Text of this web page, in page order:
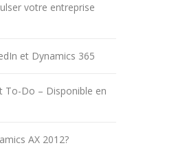
votre entreprise
et Dynamics 365
To-Do – Disponible en
AX 2012?